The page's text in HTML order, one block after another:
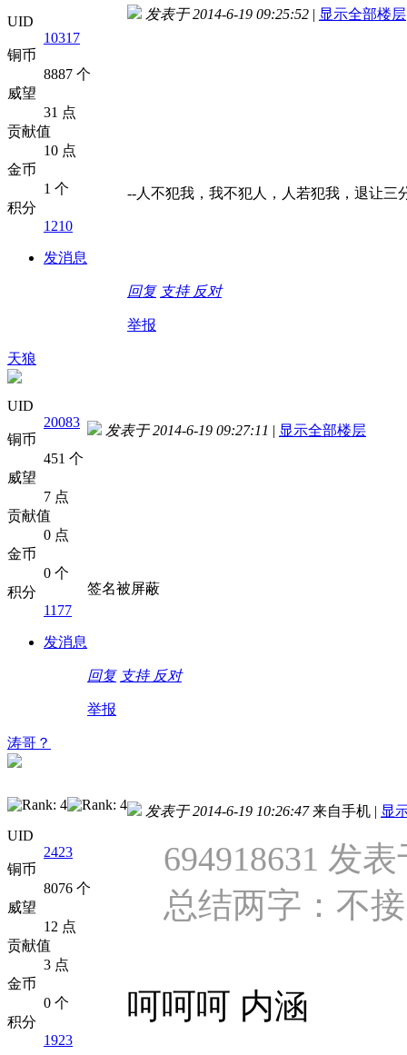
UID
10317
铜币
8887 个
威望
31 点
贡献值
10 点
金币
1 个
积分
1210
发消息
发表于 2014-6-19 09:25:52 | 显示全部楼层
--人不犯我，我不犯人，人若犯我，退让三
回复 支持 反对
举报
天狼
UID
20083
铜币
451 个
威望
7 点
贡献值
0 点
金币
0 个
积分
1177
发消息
发表于 2014-6-19 09:27:11 | 显示全部楼层
签名被屏蔽
回复 支持 反对
举报
涛哥？
UID
2423
铜币
8076 个
威望
12 点
贡献值
3 点
金币
0 个
积分
1923
发表于 2014-6-19 10:26:47 来自手机 | 显
694918631 发
总结两字：不接
呵呵呵 内涵